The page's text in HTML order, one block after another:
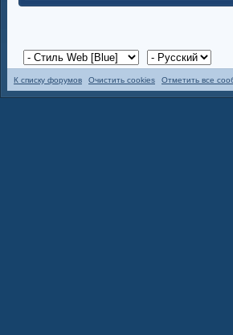
К списку форумов Очистить cookies Отметить все